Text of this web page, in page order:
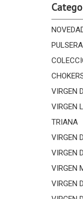
VIRGEN
VIRGEN
TRIANA
VIRGEN
VIRGEN
VIRGEN
VIRGEN